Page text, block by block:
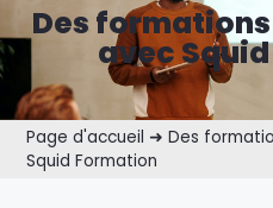
Des
avec
Page d'accueil ➜Des
Squid Formation